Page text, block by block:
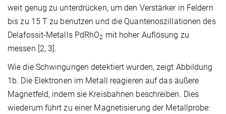
weit genug zu unterdrücken, um den Verstärker in Feldern
bis zu 15 T zu benutzen und die Quantenoszillationen des
Delafossit-Metalls PdRhO2 mit hoher Auflösung zu
messen [2, 3].
Wie die Schwingungen detektiert wurden, zeigt Abbildung
1b. Die Elektronen im Metall reagieren auf das äußere
Magnetfeld, indem sie Kreisbahnen beschreiben. Dies
wiederum führt zu einer Magnetisierung der Metallprobe: